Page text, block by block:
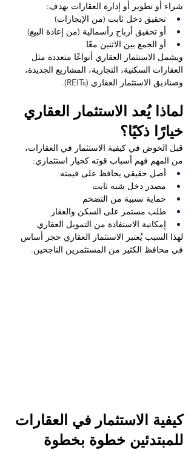
شراء أو تطوير أو إدارة العقارات بهدف:
تحقيق دخل ثابت (من الإيجارات)
أو تحقيق أرباح رأسمالية (من إعادة البيع)
أو الجمع بين الاثنين معًا
ويشمل الاستثمار العقاري أنواعًا متعددة مثل
العقارات السكنية، التجارية، المشاريع الجديدة،
وصناديق الاستثمار العقاري (REITs).
لماذا يُعد الاستثمار العقاري
خيارًا ذكيًا؟
قبل الخوض في كيفية الاستثمار في العقارات،
من المهم فهم أسباب قوته كخيار استثماري:
أصل حقيقي يحافظ على قيمته
مصدر دخل شبه ثابت
حماية نسبية من التضخم
طلب مستمر على السكن والعقار
إمكانية الاستفادة من التمويل العقاري
لهذا السبب يُعتبر الاستثمار العقاري حجر أساس
في محافظ الكثير من المستثمرين الناجحين.
كيفية الاستثمار في العقارات
للمبتدئين خطوة بخطوة